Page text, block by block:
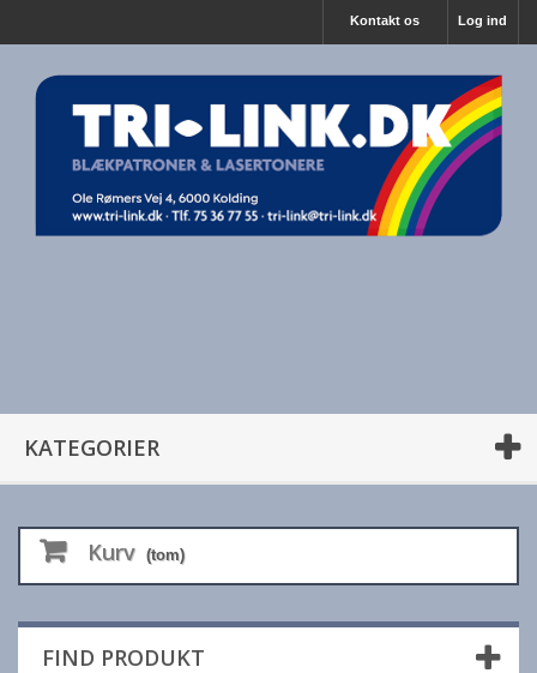
Log ind
Kontakt os
KATEGORIER
Kurv (tom)
FIND PRODUKT